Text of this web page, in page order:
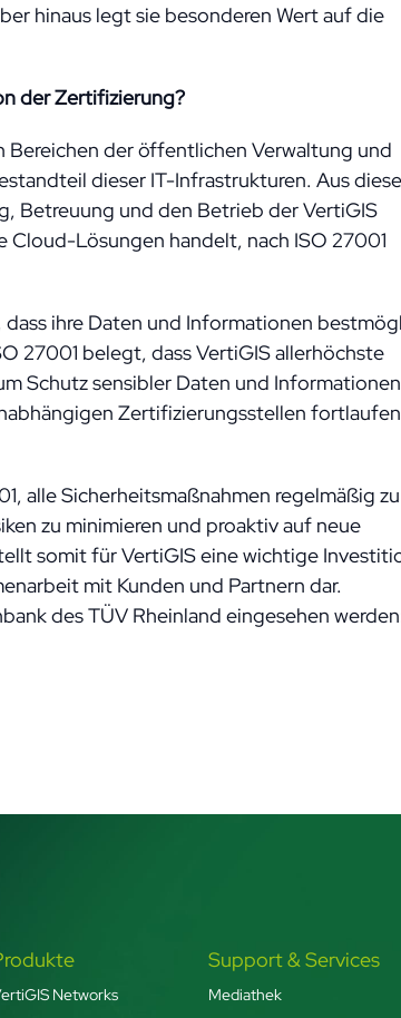
hinaus legt sie besonderen Wert auf die
der Zertifizierung?
der öffentlichen Verwaltung und
dieser IT-Infrastrukturen. Aus
Betreuung und den Betrieb der VertiGIS
Lösungen handelt, nach ISO 27001
ihre Daten und Informationen
27001 belegt, dass VertiGIS allerhöchste
Schutz sensibler Daten und Informationen
Zertifizierungsstellen
alle Sicherheitsmaßnahmen regelmäßig zu
zu minimieren und proaktiv auf neue
somit für VertiGIS eine wichtige
mit Kunden und Partnern dar.
des TÜV Rheinland eingesehen
Networks
Support & Services
Mediathek